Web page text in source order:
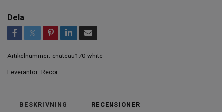
Dela
Artikelnummer: chateau170-white
Leverantör: Recor
BESKRIVNING RECENSIONER